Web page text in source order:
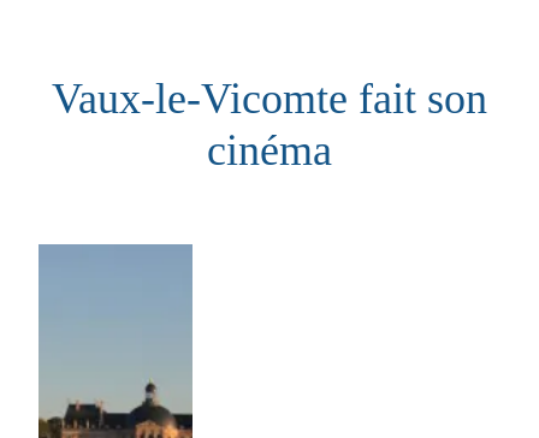
contenuVaux-le-Vicomte fait son
cinéma